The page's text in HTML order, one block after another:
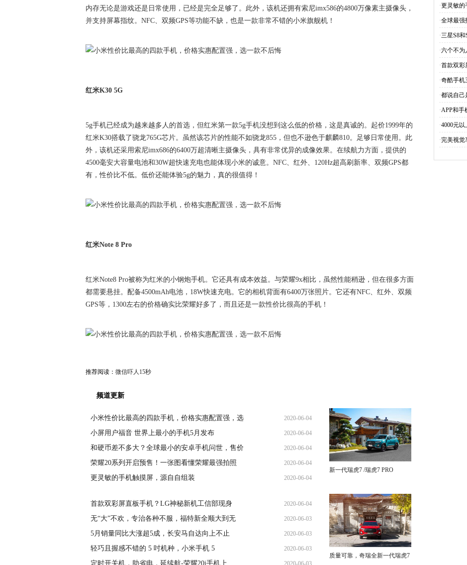
内存无论是游戏还是日常使用，已经是完全足够了。此外，该机还拥有索尼imx586的4800万像素主摄像头，
并支持屏幕指纹。NFC、双频GPS等功能不缺，也是一款非常不错的小米旗舰机！
红米K30 5G
5g手机已经成为越来越多人的首选，但红米第一款5g手机没想到这么低的价格，这是真诚的。起价1999年的
红米K30搭载了骁龙765G芯片。虽然该芯片的性能不如骁龙855，但也不逊色于麒麟810。足够日常使用。此
外，该机还采用索尼imx686的6400万超清晰主摄像头，具有非常优异的成像效果。在续航力方面，提供的
4500毫安大容量电池和30W超快速充电也能体现小米的诚意。NFC、红外、120Hz超高刷新率、双频GPS都
有，性价比不低。低价还能体验5g的魅力，真的很值得！
红米Note 8 Pro
红米Note8 Pro被称为红米的小钢炮手机。它还具有成本效益。与荣耀9x相比，虽然性能稍逊，但在很多方面
都需要悬挂。配备4500mAh电池，18W快速充电。它的相机背面有6400万张照片。它还有NFC、红外、双频
GPS等，1300左右的价格确实比荣耀好多了，而且还是一款性价比很高的手机！
推荐阅读： 微信吓人15秒
频道更新
小米性价比最高的四款手机，价格实惠配置强，选 2020-06-04
小屏用户福音 世界上最小的手机5月发布 2020-06-04
和硬币差不多大？全球最小的安卓手机问世，售价 2020-06-04
荣耀20系列开启预售！一张图看懂荣耀最强拍照 2020-06-04
更灵敏的手机触摸屏，源自自组装 2020-06-04
首款双彩屏直板手机？LG神秘新机工信部现身 2020-06-04
无“大”不欢，专治各种不服，福特新全顺大到无 2020-06-03
5月销量同比大涨超5成，长安马自达向上不止 2020-06-03
轻巧且握感不错的 5 吋机种，小米手机 5 2020-06-03
定时开关机，助省电，延续航-荣耀20i手机上 2020-06-03
新一代瑞虎7 /瑞虎7 PRO
质量可靠，奇瑞全新一代瑞虎7
·更灵敏的
·全球最强
·三星S8和
·六个不为
·首款双彩
·奇酷手机
·都说自己
·APP和手
·4000元
·完美视觉